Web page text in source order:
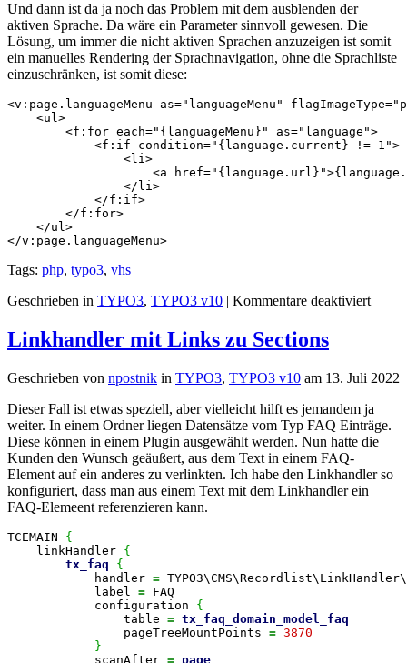
Und dann ist da ja noch das Problem mit dem ausblenden der
aktiven Sprache. Da wäre ein Parameter sinnvoll gewesen. Die
Lösung, um immer die nicht aktiven Sprachen anzuzeigen ist somit
ein manuelles Rendering der Sprachnavigation, ohne die Sprachliste
einzuschränken, ist somit diese:
<v:page.languageMenu as="languageMenu"
    <ul>
        <f:for each="{languageMenu}" as="language">
            <f:if condition="{language.current} != 1">
                <li>
<a
                </li>
            </f:if>
        </f:for>
    </ul>
</v:page.languageMenu>
Tags: php, typo3, vhs
Geschrieben in TYPO3, TYPO3 v10 | Kommentare deaktiviertfür
fehlt
Linkhandler mit Links zu Sections
Geschrieben von npostnik in TYPO3, TYPO3 v10 am 13. Juli 2022
Dieser Fall ist etwas speziell, aber vielleicht hilft es jemandem ja
weiter. In einem Ordner liegen Datensätze vom Typ FAQ Einträge.
Diese können in einem Plugin ausgewählt werden. Nun hatte die
Kunden den Wunsch geäußert, aus dem Text in einem FAQ-
Element auf ein anderes zu verlinkten. Ich habe den Linkhandler so
konfiguriert, dass man aus einem Text mit dem Linkhandler ein
FAQ-Elemeent referenzieren kann.
TCEMAIN {
    linkHandler
{
tx_faq
{
            handler
=
            label
= FAQ
            configuration
{
                table
= tx_faq_domain_model_faq
                pageTreeMountPoints
= 3870
}
            scanAfter
= page